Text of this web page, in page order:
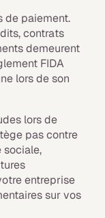
de paiement.
contrats
demeurent
FIDA
lors de son
lors de
pas contre
sociale,
entreprise
sur vos